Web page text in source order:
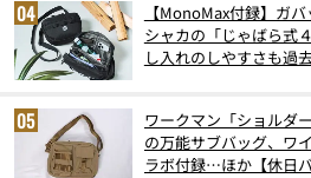
【MonoMax付録】ガ
シャカの「じゃばら式
し入れのしやすさも過
ワークマン「ショルダ
の万能サブバッグ、ワ
ラボ付録…ほか【休日